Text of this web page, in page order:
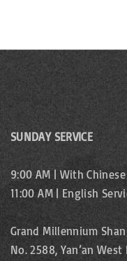
SUNDAY SERVICE
9:00 AM | With
11:00 AM | English
Grand Millennium
No. 2588, Yan’an